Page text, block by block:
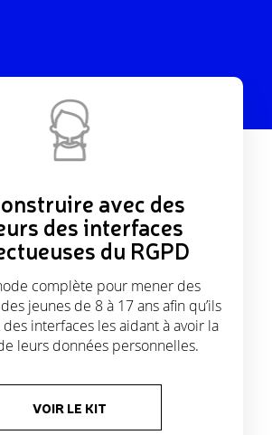
avec des
des interfaces
du RGPD
complète pour mener des
jeunes de 8 à 17 ans afin qu’ils
interfaces les aidant à avoir la
leurs données personnelles.
VOIR LE KIT